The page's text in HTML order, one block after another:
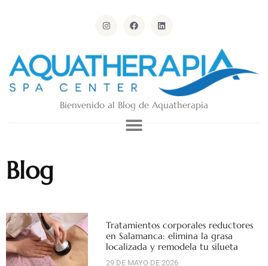
Bienvenido al Blog de Aquatherapia
Blog
Tratamientos corporales reductores
en Salamanca: elimina la grasa
localizada y remodela tu silueta
29 DE MAYO DE 2026